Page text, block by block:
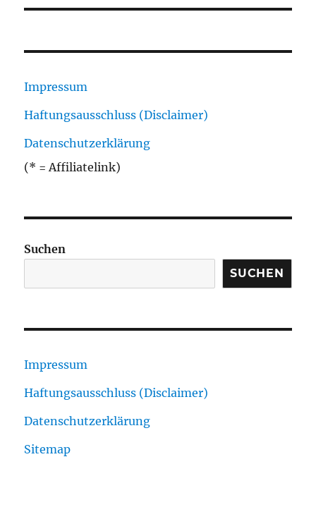
Impressum
Haftungsausschluss (Disclaimer)
Datenschutzerklärung
(* = Affiliatelink)
Suchen
SUCHEN
Impressum
Haftungsausschluss (Disclaimer)
Datenschutzerklärung
Sitemap